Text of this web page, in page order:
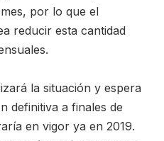
por lo que el
reducir esta cantidad
la situación y espera
definitiva a finales de
en vigor ya en 2019.